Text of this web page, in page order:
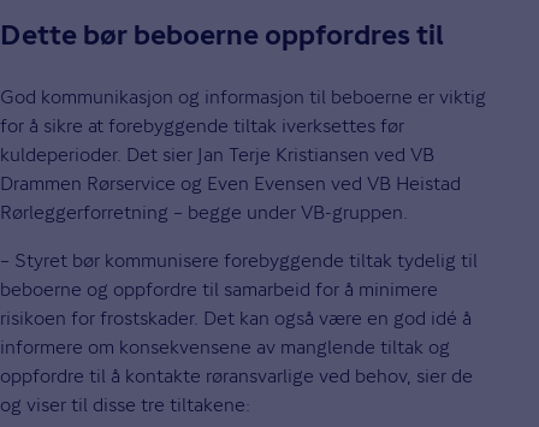
Dette bør beboerne oppfordres til
God kommunikasjon og informasjon til beboerne er viktig
for å sikre at forebyggende tiltak iverksettes før
kuldeperioder. Det sier Jan Terje Kristiansen ved VB
Drammen Rørservice og Even Evensen ved VB Heistad
Rørleggerforretning – begge under VB-gruppen.
– Styret bør kommunisere forebyggende tiltak tydelig til
beboerne og oppfordre til samarbeid for å minimere
risikoen for frostskader. Det kan også være en god idé å
informere om konsekvensene av manglende tiltak og
oppfordre til å kontakte røransvarlige ved behov, sier de
og viser til disse tre tiltakene: